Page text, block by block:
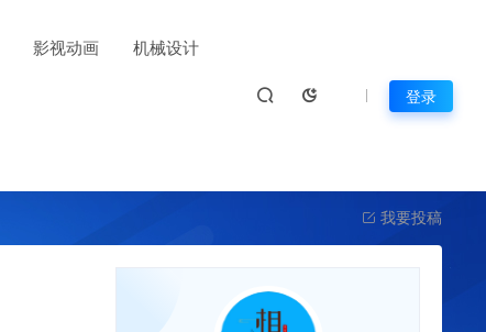
影视动画 机械设计
登录
我要投稿